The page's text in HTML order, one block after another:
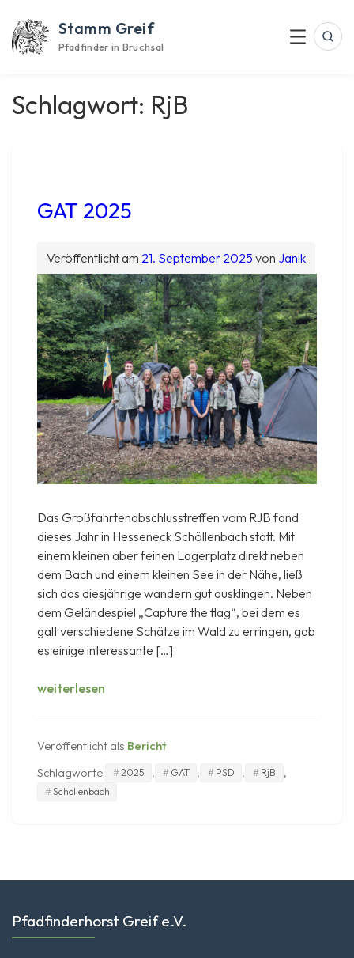
content
Stamm Greif
Pfadfinder in Bruchsal Menu
Schlagwort: RjB
GAT 2025
Veröffentlicht am 21. September 2025 von Janik
Das Großfahrtenabschlusstreffen vom RJB fand
dieses Jahr in Hesseneck Schöllenbach statt. Mit
einem kleinen aber feinen Lagerplatz direkt neben
dem Bach und einem kleinen See in der Nähe, ließ
sich das diesjährige wandern gut ausklingen. Neben
dem Geländespiel „Capture the flag“, bei dem es
galt verschiedene Schätze im Wald zu erringen, gab
es einige interessante […]
weiterlesen
Veröffentlicht als Bericht
Schlagworte:
2025 , GAT , PSD , RjB ,
Schöllenbach
Pfadfinderhorst Greif e.V.